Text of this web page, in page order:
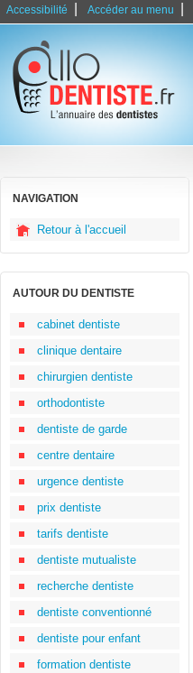
Accessibilité Accéder au menu
NAVIGATION
Retour à l'accueil
AUTOUR DU DENTISTE
cabinet dentiste
clinique dentaire
chirurgien dentiste
orthodontiste
dentiste de garde
centre dentaire
urgence dentiste
prix dentiste
tarifs dentiste
dentiste mutualiste
recherche dentiste
dentiste conventionné
dentiste pour enfant
formation dentiste